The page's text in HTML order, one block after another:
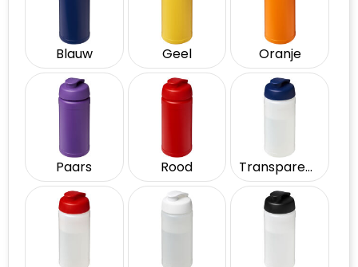
Blauw Geel Oranje
Paars Rood Transparent/Blauw